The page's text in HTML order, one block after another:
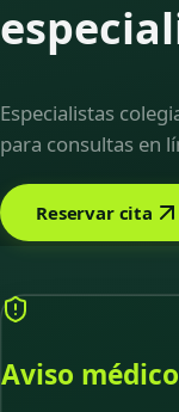
Especialistas
para consultas en
Reservar cita
Aviso médico